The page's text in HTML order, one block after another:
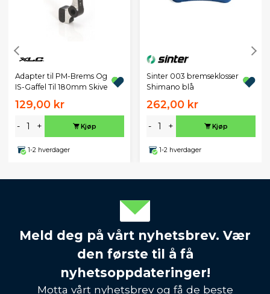
Adapter til PM-Brems Og
IS-Gaffel Til 180mm Skive
129,00 kr
- + Kjøp
1-2 hverdager
Sinter 003 bremseklosser
Shimano blå
262,00 kr
- + Kjøp
1-2 hverdager
Meld deg på vårt nyhetsbrev. Vær
den første til å få
nyhetsoppdateringer!
Motta vårt nyhetsbrev og få de beste